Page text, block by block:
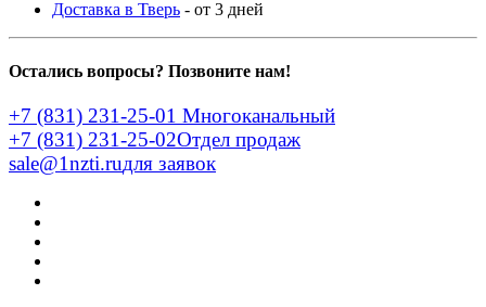
Доставка в Тверь - от 3 дней
Остались вопросы? Позвоните нам!
+7 (831) 231-25-01 Многоканальный
+7 (831) 231-25-02Отдел продаж
sale@1nzti.ruдля заявок